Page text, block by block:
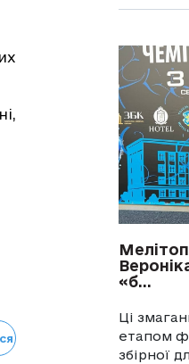
«б...
Ці
етапом
збірної